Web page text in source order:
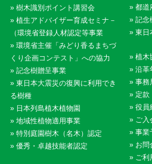
» 樹木識別ポイント講習会
» 植生アドバイザー育成セミナ－
（環境省登録人材認定等事業
» 環境省主催「みどり香るまちづ
くり企画コンテスト」への協力
» 記念樹贈呈事業
» 東日本大震災の復興に利用でき
る樹種
» 日本列島植木植物園
» 地域性植物適用事業
» 特別庭園樹木（名木）認定
» 優秀・卓越技能者認定
» 都道
» 記念
» 東日
» 植木
» 沿革
» 事務
» 定款
» 役員
» ご入
» 事業
» お問
» ご利